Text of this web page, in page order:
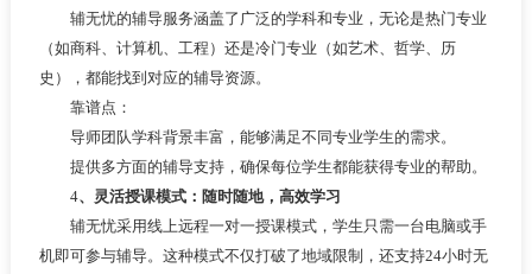
辅无忧的辅导服务涵盖了广泛的学科和专业，无论是热门专业
（如商科、计算机、工程）还是冷门专业（如艺术、哲学、历
史），都能找到对应的辅导资源。
靠谱点：
导师团队学科背景丰富，能够满足不同专业学生的需求。
提供多方面的辅导支持，确保每位学生都能获得专业的帮助。
4、灵活授课模式：随时随地，高效学习
辅无忧采用线上远程一对一授课模式，学生只需一台电脑或手
机即可参与辅导。这种模式不仅打破了地域限制，还支持24小时无